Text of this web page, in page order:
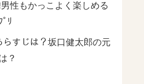
性もかっこよく楽しめる
ﾟﾘ
らすじは？坂口健太郎の元
？